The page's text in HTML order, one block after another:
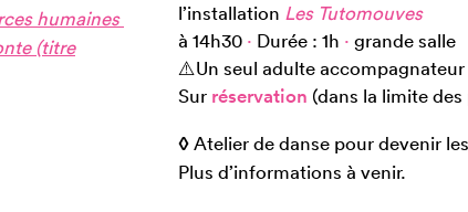
humaines
(titre
l’installation Les Tutomouves
à 14h30 · Durée : 1h · grande salle
⚠️Un seul adulte
Sur réservation (dans la limite
◊Atelier de danse pour devenir
Plus d’informations à venir.